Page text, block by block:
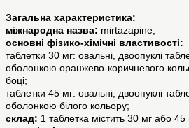
Загальна характеристика:
міжнародна назва: mirtazapine;
основні фізико-хімічні властивості:
таблетки 30 мг: овальні, двоопуклі
оболонкою оранжево-коричневого
боці;
таблетки 45 мг: овальні, двоопуклі
оболонкою білого кольору;
склад: 1 таблетка містить 30 мг або 45